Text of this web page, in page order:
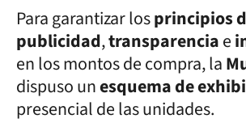
Para garantizar losprincipios
publicidad,transparenciae
en los montos de compra, la
dispuso unesquema de
presencial de las unidades.